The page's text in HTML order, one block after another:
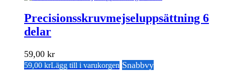
Precisionsskruvmejseluppsättning 6
delar
59,00 kr
59,00 krLägg till i varukorgen Snabbvy